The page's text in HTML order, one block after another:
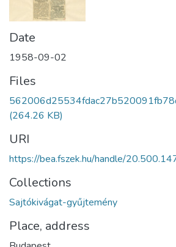
Date
1958-09-02
Files
(264.26 KB)
URI
https://bea.fszek.hu/handle/
Collections
Sajtókivágat-gyűjtemény
Place, address